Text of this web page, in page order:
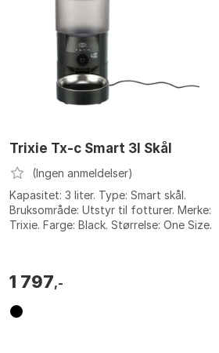
Trixie Tx-c Smart 3l Skål
(Ingen anmeldelser)
Kapasitet: 3 liter. Type: Smart skål.
Bruksområde: Utstyr til fotturer. Merke:
Trixie. Farge: Black. Størrelse: One Size.
1 797,-